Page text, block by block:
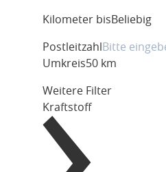
Kilometer bis Beliebig
Postleitzahl
Umkreis50 km
Weitere Filter
Kraftstoff